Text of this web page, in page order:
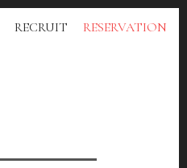
RECRUIT RESERVATION